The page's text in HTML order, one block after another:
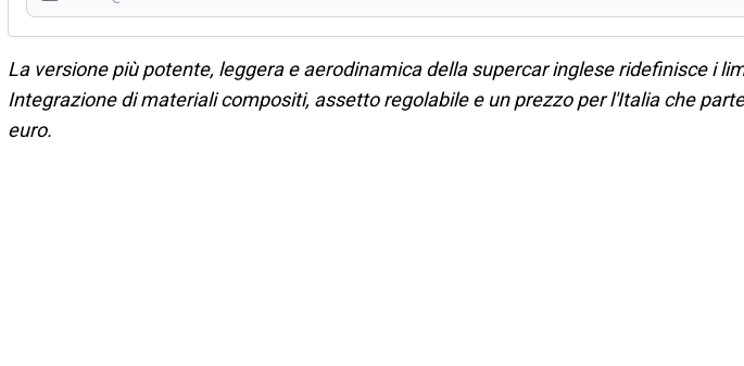
La versione più potente, leggera e aerodinamica della supercar inglese ridefinisce i
Integrazione di materiali compositi, assetto regolabile e un prezzo per l'Italia che
euro.